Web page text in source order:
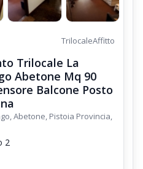
TrilocaleAffitto
Trilocale La
Abetone Mq 90
Balcone Posto
Abetone, Pistoia Provincia,
2